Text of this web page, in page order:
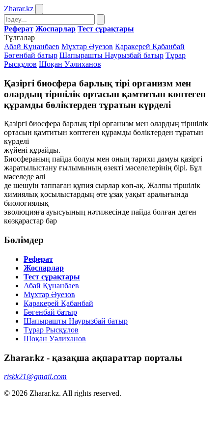
Zharar.kz
Реферат Жоспарлар Тест сұрақтары
Тұлғалар
Абай Құнанбаев Мұхтар Әуезов Қаракерей Қабанбай
Бөгенбай батыр Шапырашты Наурызбай батыр Тұрар
Рысқұлов Шоқан Уәлиханов
Қазiргi биосфера барлық тiрi организм мен
олардың тiршiлiк ортасын қамтитын көптеген
құрамды бөлiктерден тұратын күрделi
Қазiргi биосфера барлық тiрi организм мен олардың тiршiлiк
ортасын қамтитын көптеген құрамды бөлiктерден тұратын
күрделi
жүйенi құрайды.
Биосфераның пайда болуы мен оның тарихи дамуы қазiргi
жаратылыстану ғылымының өзектi мәселелерiнiң бiрi. Бұл
мәселеде әлi
де шешуiн таппаған құпия сырлар көп-ақ. Жалпы тiршiлiк
химиялық қосылыстардың өте ұзақ уақыт аралығында
биологиялық
эволюцияға ауысуының нәтижесiнде пайда болған деген
көзқарастар бар
Бөлімдер
Реферат
Жоспарлар
Тест сұрақтары
Абай Құнанбаев
Мұхтар Әуезов
Қаракерей Қабанбай
Бөгенбай батыр
Шапырашты Наурызбай батыр
Тұрар Рысқұлов
Шоқан Уәлиханов
Zharar.kz - қазақша ақпараттар порталы
riskk21@gmail.com
© 2026 Zharar.kz. All rights reserved.